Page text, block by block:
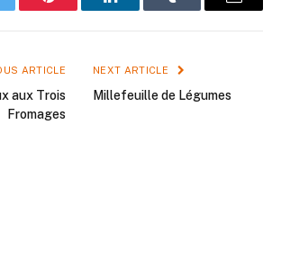
Pinterest LinkedInTumblr Email
ARTICLE
aux Trois
Fromages
NEXT ARTICLE
Millefeuille de Légumes